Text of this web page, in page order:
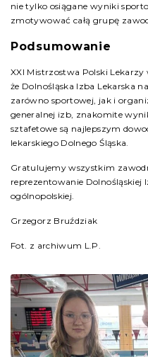
nie tylko osiągane wyniki
zmotywować całą grupę
Podsumowanie
XXI Mistrzostwa Polski
że Dolnośląska Izba Lekarska
zarówno sportowej, jak i
generalnej izb, znakomite
sztafetowe są najlepszym
lekarskiego Dolnego Śląska.
Gratulujemy wszystkim
reprezentowanie Dolnośląskiej
ogólnopolskiej.
Grzegorz Bruździak
Fot. z archiwum L.P.